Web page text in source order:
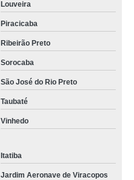
Louveira
Piracicaba
Ribeirão Preto
Sorocaba
São José do Rio Preto
Taubaté
Vinhedo
Itatiba
Jardim Aeronave de Viracopos